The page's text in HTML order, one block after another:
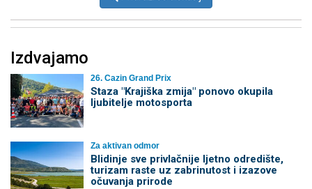
Izdvajamo
26. Cazin Grand Prix
Staza "Krajiška zmija" ponovo okupila
ljubitelje motosporta
Za aktivan odmor
Blidinje sve privlačnije ljetno odredište,
turizam raste uz zabrinutost i izazove
očuvanja prirode